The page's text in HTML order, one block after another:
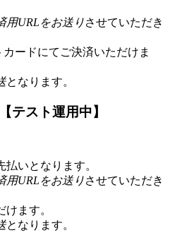
用URLをお送りさせていただき
ードにてご決済いただけま
となります。
テスト運用中】
払いとなります。
用URLをお送りさせていただき
けます。
となります。